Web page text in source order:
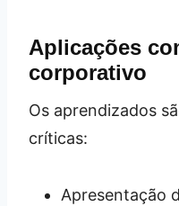
Aplicações
corporativo
Os aprendizados
críticas:
Apresentação